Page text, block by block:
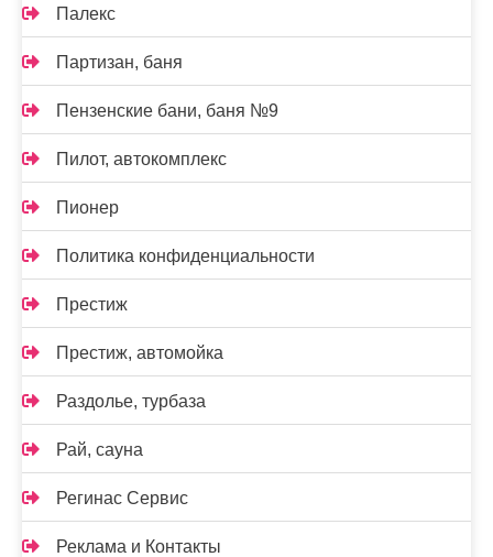
Палекс
Партизан, баня
Пензенские бани, баня №9
Пилот, автокомплекс
Пионер
Политика конфиденциальности
Престиж
Престиж, автомойка
Раздолье, турбаза
Рай, сауна
Регинас Сервис
Реклама и Контакты